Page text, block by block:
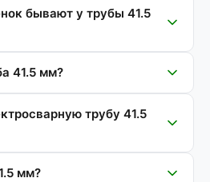
бывают у трубы 41.5
41.5 мм?
трубу 41.5
мм?